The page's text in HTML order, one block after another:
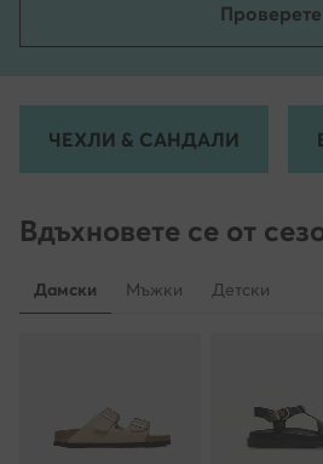
Проверете
ЧЕХЛИ & САНДАЛИ
Вдъхновете се от
Дамски Мъжки Детски